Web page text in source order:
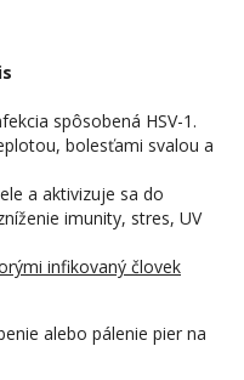
spôsobená HSV-1.
bolesťami svalou a
a aktivizuje sa do
imunity, stres, UV
infikovaný človek
alebo pálenie pier na